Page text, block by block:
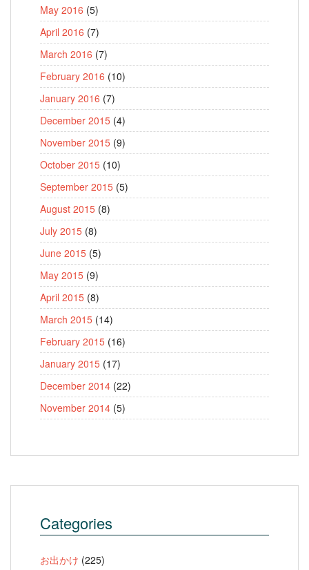
May 2016 (5)
April 2016 (7)
March 2016 (7)
February 2016 (10)
January 2016 (7)
December 2015 (4)
November 2015 (9)
October 2015 (10)
September 2015 (5)
August 2015 (8)
July 2015 (8)
June 2015 (5)
May 2015 (9)
April 2015 (8)
March 2015 (14)
February 2015 (16)
January 2015 (17)
December 2014 (22)
November 2014 (5)
Categories
お出かけ (225)